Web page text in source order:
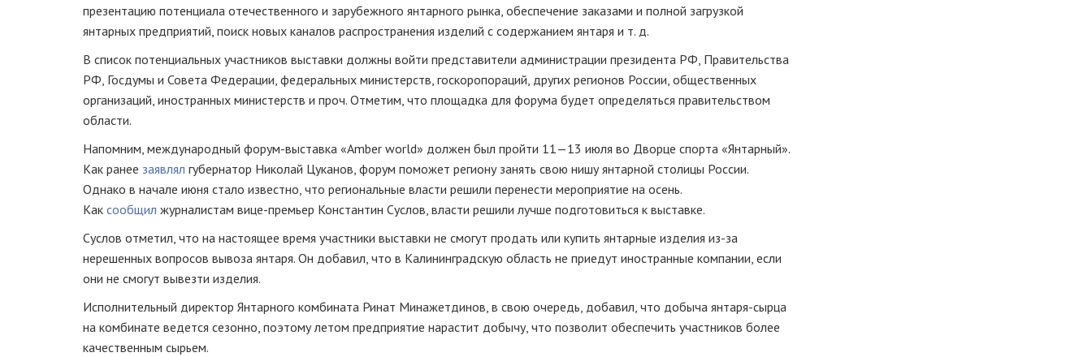
презентацию потенциала отечественного и зарубежного янтарного рынка, обеспечение заказами и полной загрузкой
янтарных предприятий, поиск новых каналов распространения изделий с содержанием янтаря и т. д.
В список потенциальных участников выставки должны войти представители администрации президента РФ, Правительства
РФ, Госдумы и Совета Федерации, федеральных министерств, госкоропораций, других регионов России, общественных
организаций, иностранных министерств и проч. Отметим, что площадка для форума будет определяться правительством
области.
Напомним, международный форум-выставка «Amber world» должен был пройти 11—13 июля во Дворце спорта «Янтарный».
Как ранее заявлял губернатор Николай Цуканов, форум поможет региону занять свою нишу янтарной столицы России.
Однако в начале июня стало известно, что региональные власти решили перенести мероприятие на осень.
Как сообщил журналистам вице-премьер Константин Суслов, власти решили лучше подготовиться к выставке.
Суслов отметил, что на настоящее время участники выставки не смогут продать или купить янтарные изделия из-за
нерешенных вопросов вывоза янтаря. Он добавил, что в Калининградскую область не приедут иностранные компании, если
они не смогут вывезти изделия.
Исполнительный директор Янтарного комбината Ринат Минажетдинов, в свою очередь, добавил, что добыча янтаря-сырца
на комбинате ведется сезонно, поэтому летом предприятие нарастит добычу, что позволит обеспечить участников более
качественным сырьем.